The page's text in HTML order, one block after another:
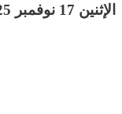
الإثنين 17 نوفمبر 2025